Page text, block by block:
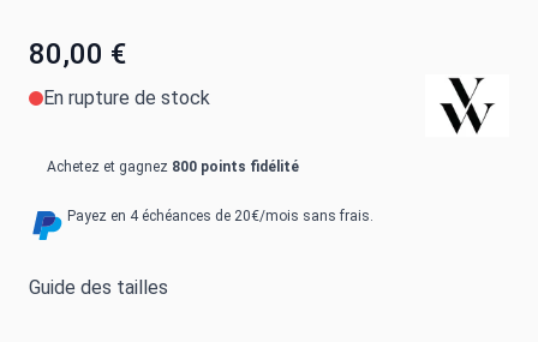
80,00 €
En rupture de stock
Achetez et gagnez 800 points fidélité
Payez en 4 échéances de 20€/mois sans frais.
Guide des tailles